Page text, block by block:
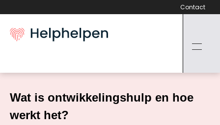
Contact
Wat is ontwikkelingshulp en hoe
werkt het?